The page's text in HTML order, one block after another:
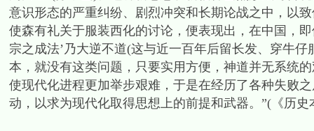
意识形态的严重纠纷、剧烈冲突和长期论战之中，以
使森有礼关于服装西化的讨论，便表现出，在中国，
宗之成法’乃大逆不道(这与近一百年后留长发、穿牛
本，就没有这类问题，只要实用方便，神道并无系统
使现代化进程更加举步艰难，于是在经历了各种失败
动，以求为现代化取得思想上的前提和武器。”(《历